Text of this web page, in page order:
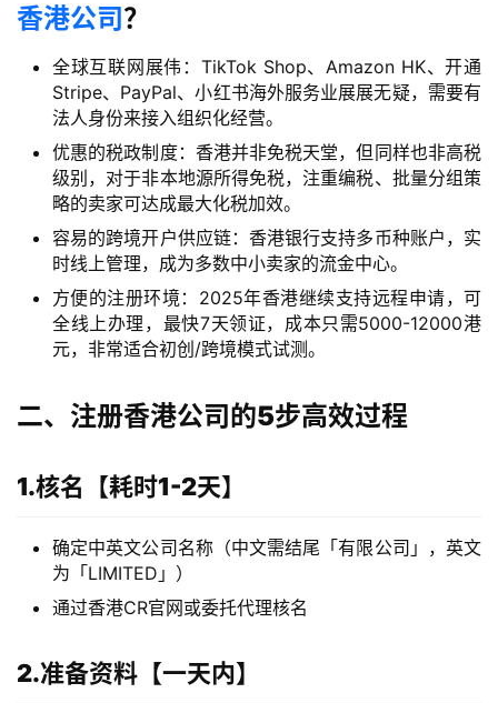
香港公司？
全球互联网展伟：TikTok Shop、Amazon HK、开通
Stripe、PayPal、小红书海外服务业展展无疑，需要有
法人身份来接入组织化经营。
优惠的税政制度：香港并非免税天堂，但同样也非高税
级别，对于非本地源所得免税，注重编税、批量分组策
略的卖家可达成最大化税加效。
容易的跨境开户供应链：香港银行支持多币种账户，实
时线上管理，成为多数中小卖家的流金中心。
方便的注册环境：2025年香港继续支持远程申请，可
全线上办理，最快7天领证，成本只需5000-12000港
元，非常适合初创/跨境模式试测。
二、注册香港公司的5步高效过程
1.核名【耗时1-2天】
确定中英文公司名称（中文需结尾「有限公司」，英文
为「LIMITED」）
通过香港CR官网或委托代理核名
2.准备资料【一天内】